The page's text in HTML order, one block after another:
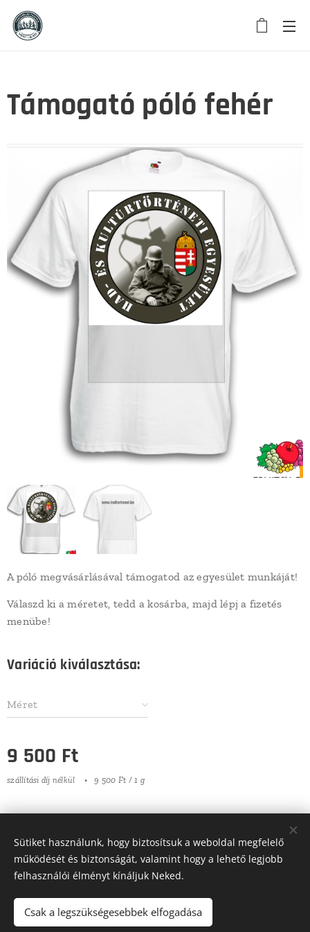
Támogató póló fehér
A póló megvásárlásával támogatod az egyesület munkáját!
Válaszd ki a méretet, tedd a kosárba, majd lépj a fizetés
menübe!
Variáció kiválasztása:
Méret
9 500 Ft
szállítási díj nélkül 9 500 Ft / 1 g
Minden jog fenntartva | Had-és Kultúrtörténeti Egyesület 2022
Sütik
Nyelvek
Deutsch
Sütiket használunk, hogy biztosítsuk a weboldal megfelelő
működését és biztonságát, valamint hogy a lehető legjobb
felhasználói élményt kínáljuk Neked.
Csak a legszükségesebbek elfogadása